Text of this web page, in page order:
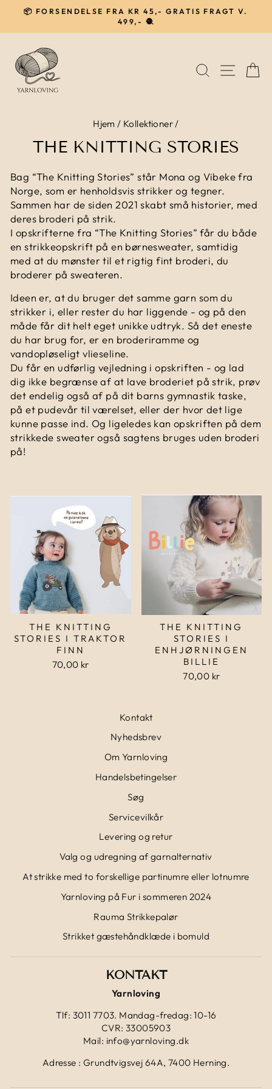
indhold
Pause
📦 FORSENDELSE FRA KR 45,- GRATIS FRAGT V.
499,- 🧶
SØG
Hjem / Kollektioner/
THE KNITTING STORIES
Bag “The Knitting Stories” står Mona og Vibeke fra
Norge, som er henholdsvis strikker og tegner.
Sammen har de siden 2021 skabt små historier, med
deres broderi på strik.
I opskrifterne fra “The Knitting Stories” får du både
en strikkeopskrift på en børnesweater, samtidig
med at du mønster til et rigtig fint broderi, du
broderer på sweateren.
Ideen er, at du bruger det samme garn som du
strikker i, eller rester du har liggende - og på den
måde får dit helt eget unikke udtryk. Så det eneste
du har brug for, er en broderiramme og
vandopløseligt vlieseline.
Du får en udførlig vejledning i opskriften - og lad
dig ikke begrænse af at lave broderiet på strik, prøv
det endelig også af på dit barns gymnastik taske,
på et pudevår til værelset, eller der hvor det lige
kunne passe ind. Og ligeledes kan opskriften på dem
strikkede sweater også sagtens bruges uden broderi
på!
THE KNITTING
STORIES I TRAKTOR
FINN
70,00 kr
THE KNITTING
STORIES I
ENHJØRNINGEN
BILLIE
70,00 kr
Kontakt
Nyhedsbrev
Om Yarnloving
Handelsbetingelser
Søg
Servicevilkår
Levering og retur
Valg og udregning af garnalternativ
At strikke med to forskellige partinumre eller lotnumre
Yarnloving på Fur i sommeren 2024
Rauma Strikkepalør
Strikket gæstehåndklæde i bomuld
KONTAKT
Yarnloving
Tlf: 3011 7703. Mandag-fredag: 10-16
CVR: 33005903
Mail: info@yarnloving.dk
Adresse : Grundtvigsvej 64A, 7400 Herning.